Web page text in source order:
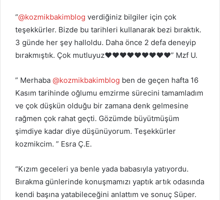
“@kozmikbakimblog verdiğiniz bilgiler için çok
teşekkürler. Bizde bu tarihleri kullanarak bezi bıraktık.
3 günde her şey halloldu. Daha önce 2 defa deneyip
bırakmıştık. Çok mutluyuz❤❤❤❤❤❤❤❤❤” Mzf U.
” Merhaba @kozmikbakimblog ben de geçen hafta 16
Kasım tarihinde oğlumu emzirme sürecini tamamladım
ve çok düşkün olduğu bir zamana denk gelmesine
rağmen çok rahat geçti. Gözümde büyütmüşüm
şimdiye kadar diye düşünüyorum. Teşekkürler
kozmikcim. ” Esra Ç.E.
“Kızım geceleri ya benle yada babasıyla yatıyordu.
Bırakma günlerinde konuşmamızı yaptık artık odasında
kendi başına yatabileceğini anlattım ve sonuç Süper.